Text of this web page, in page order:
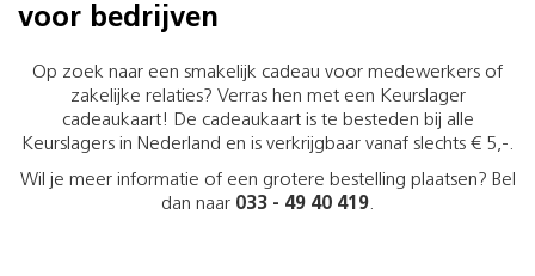
voor bedrijven
Op zoek naar een smakelijk cadeau voor medewerkers of
zakelijke relaties? Verras hen met een Keurslager
cadeaukaart! De cadeaukaart is te besteden bij alle
Keurslagers in Nederland en is verkrijgbaar vanaf slechts € 5,-.
Wil je meer informatie of een grotere bestelling plaatsen? Bel
dan naar 033 - 49 40 419.